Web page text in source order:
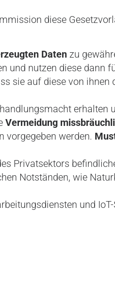
diese
Datenzu
nutzen diese dann
sie auf diese von
erhalten
Vermeidung
vorgegeben werden.
Privatsektors
Notständen, wie
und